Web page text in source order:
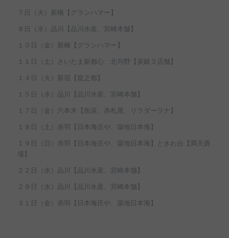
７日（火）新橋【グランハマー】
８日（水）品川【品川水産、宮崎本舗】
１０日（金）新橋【グランハマー】
１１日（土）さいたま新都心、北与野【炭銀３店舗】
１４日（火）新宿【龍之都】
１５日（水）品川【品川水産、宮崎本舗】
１７日（金）六本木【魚浜、赤札屋、リラダーラナ】
１８日（土）赤羽【日本海庄や、築地日本海】
１９日（日）赤羽【日本海庄や、築地日本海】ときわ台【満天酒
場】
２２日（水）品川【品川水産、宮崎本舗】
２９日（水）品川【品川水産、宮崎本舗】
３１日（金）赤羽【日本海庄や、築地日本海】